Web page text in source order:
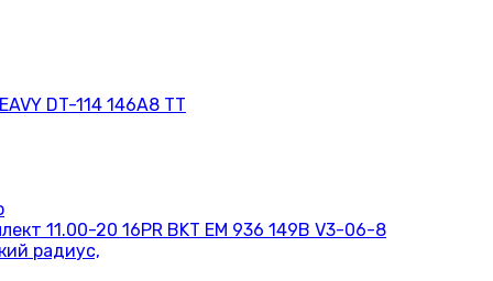
DT-114 146A8 TT
11.00-20 16PR BKT EM 936 149B V3-06-8
радиус,